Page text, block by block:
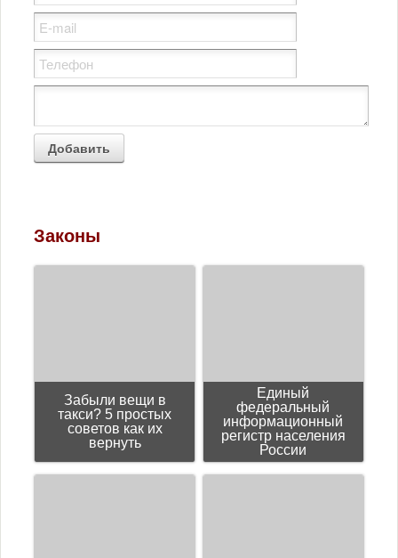
Законы
Забыли вещи в
такси? 5 простых
советов как их
вернуть
Единый
федеральный
информационный
регистр населения
России